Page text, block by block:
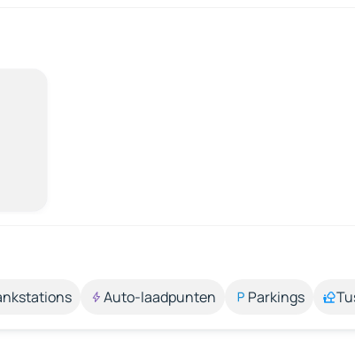
Auto-laadpunten Parkings